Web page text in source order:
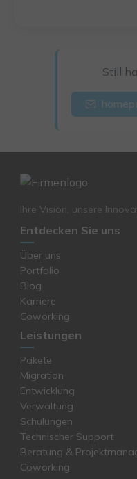
Still
Ihre Vision, unsere
Entdecken Sie uns
Über uns
Portfolio
Blog
Karriere
Coworking
Leistungen
Pakete
Migration
Entwicklung
Verwaltung
Schulungen
Technischer Support
Beratung &
Coworking